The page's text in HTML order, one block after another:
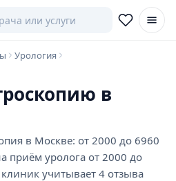
Урология
в
в Москве: от 2000 до 6960
приём уролога от 2000 до
учитывает 4 отзыва